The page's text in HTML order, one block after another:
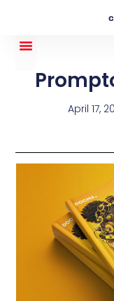
April 17,